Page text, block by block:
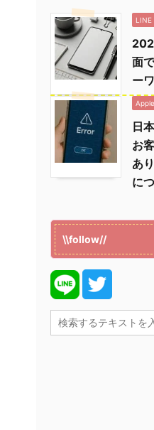
LINE
面
ー
Apple
日
お
あ
に
\\follow//